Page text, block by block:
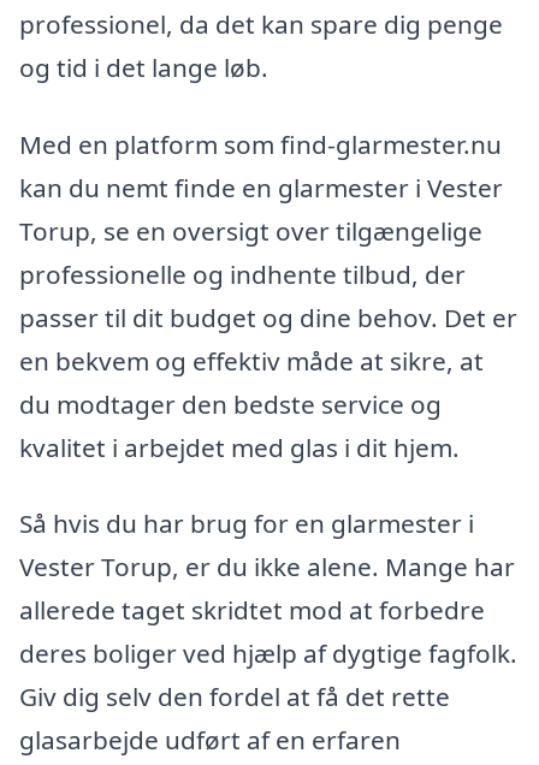
professionel, da det kan spare dig penge
og tid i det lange løb.
Med en platform som find-glarmester.nu
kan du nemt finde en glarmester i Vester
Torup, se en oversigt over tilgængelige
professionelle og indhente tilbud, der
passer til dit budget og dine behov. Det er
en bekvem og effektiv måde at sikre, at
du modtager den bedste service og
kvalitet i arbejdet med glas i dit hjem.
Så hvis du har brug for en glarmester i
Vester Torup, er du ikke alene. Mange har
allerede taget skridtet mod at forbedre
deres boliger ved hjælp af dygtige fagfolk.
Giv dig selv den fordel at få det rette
glasarbejde udført af en erfaren